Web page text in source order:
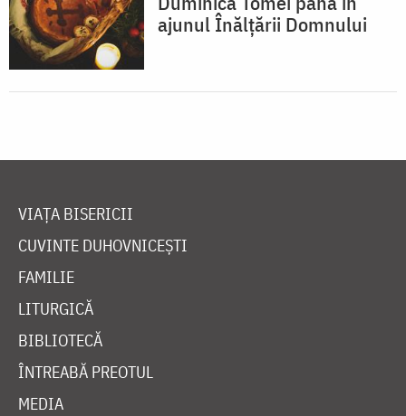
ajunul Înălțării Domnului
VIAȚA BISERICII
CUVINTE DUHOVNICEȘTI
FAMILIE
LITURGICĂ
BIBLIOTECĂ
ÎNTREABĂ PREOTUL
MEDIA